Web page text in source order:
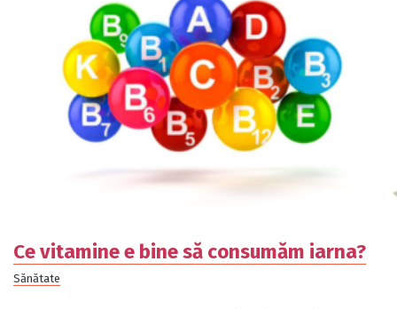
Ce vitamine e bine să consumăm iarna?
Sănătate